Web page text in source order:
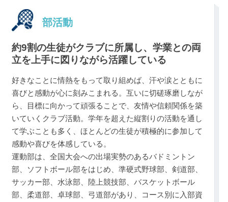
部活動
約9割の生徒がクラブに所属し、学業との両
立を上手に図りながら活躍している
好きなことに情熱をもって取り組めば、汗や涙とともに
喜びと感動が心に刻みこまれる。互いに切磋琢磨しなが
ら、目標に向かって頑張ることで、友情や信頼関係を築
いていくクラブ活動。学年を超えた縦割りの活動を通し
て学ぶことも多く、ほとんどの生徒が積極的に参加して
感動や喜びを体感している。
運動部は、全国大会への出場実勢のあるバドミントン
部、ソフトボール部をはじめ、準硬式野球部、剣道部、
サッカー部、水泳部、陸上競技部、バスケットボール
部、柔道部、卓球部、弓道部があり、コース別に入部資